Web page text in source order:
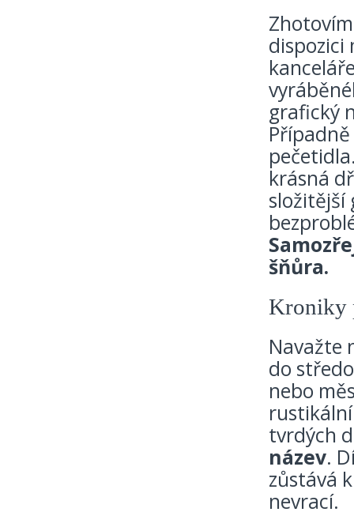
dispozici
grafický
krásná
složitější
šňůra.
Kroniky
Navažte
do
nebo
tvrdých
název.
zůstává
nevrací.